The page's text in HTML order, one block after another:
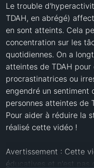
Le trouble
TDAH, en abrégé)
en sont atteints. Cela
concentration sur les
quotidiennes. On a
atteintes de TDAH pour
procrastinatrices ou
engendré un sentiment
personnes atteintes de
Pour aider à réduire la
réalisé cette vidéo !
Avertissement : Cette
éducatives et n'est pas